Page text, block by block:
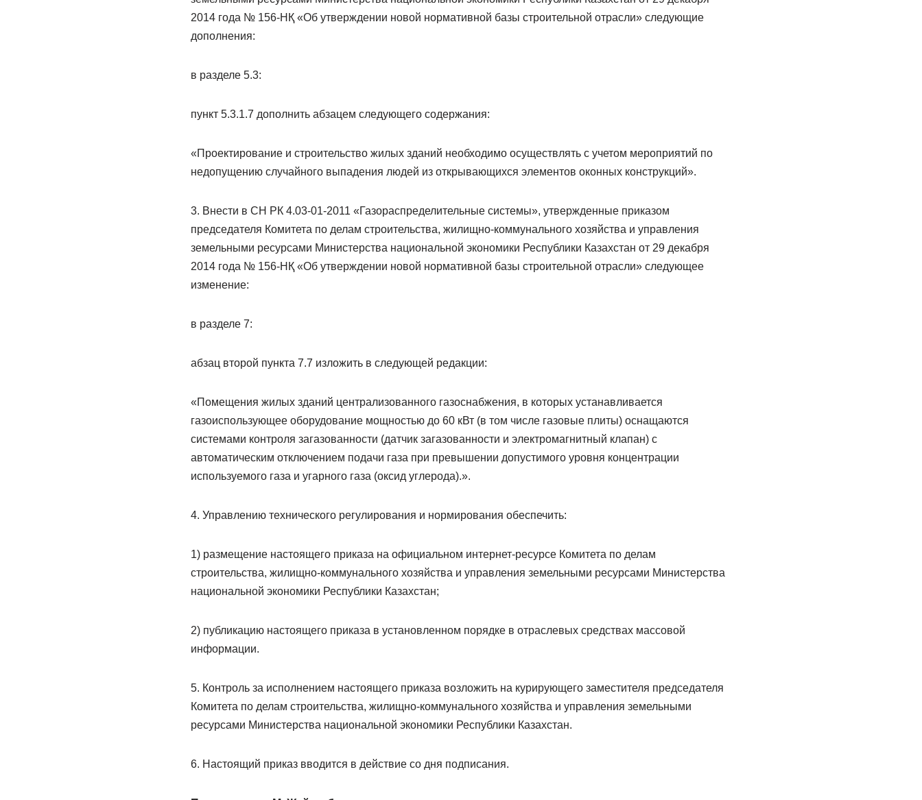
2014 года № 156-НҚ «Об утверждении новой нормативной базы строительной отрасли» следующие
дополнения:
в разделе 5.3:
пункт 5.3.1.7 дополнить абзацем следующего содержания:
«Проектирование и строительство жилых зданий необходимо осуществлять с учетом мероприятий по
недопущению случайного выпадения людей из открывающихся элементов оконных конструкций».
3. Внести в СН РК 4.03-01-2011 «Газораспределительные системы», утвержденные приказом
председателя Комитета по делам строительства, жилищно-коммунального хозяйства и управления
земельными ресурсами Министерства национальной экономики Республики Казахстан от 29 декабря
2014 года № 156-НҚ «Об утверждении новой нормативной базы строительной отрасли» следующее
изменение:
в разделе 7:
абзац второй пункта 7.7 изложить в следующей редакции:
«Помещения жилых зданий централизованного газоснабжения, в которых устанавливается
газоиспользующее оборудование мощностью до 60 кВт (в том числе газовые плиты) оснащаются
системами контроля загазованности (датчик загазованности и электромагнитный клапан) с
автоматическим отключением подачи газа при превышении допустимого уровня концентрации
используемого газа и угарного газа (оксид углерода).».
4. Управлению технического регулирования и нормирования обеспечить:
1) размещение настоящего приказа на официальном интернет-ресурсе Комитета по делам
строительства, жилищно-коммунального хозяйства и управления земельными ресурсами Министерства
национальной экономики Республики Казахстан;
2) публикацию настоящего приказа в установленном порядке в отраслевых средствах массовой
информации.
5. Контроль за исполнением настоящего приказа возложить на курирующего заместителя председателя
Комитета по делам строительства, жилищно-коммунального хозяйства и управления земельными
ресурсами Министерства национальной экономики Республики Казахстан.
6. Настоящий приказ вводится в действие со дня подписания.